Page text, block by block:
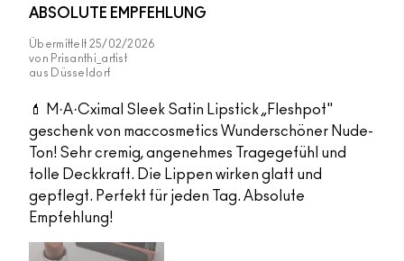
ABSOLUTE EMPFEHLUNG
Übermittelt 25/02/2026
von Prisanthi_artist
aus
Düsseldorf
💄 M·A·Cximal Sleek Satin Lipstick „Fleshpot"
geschenk von maccosmetics Wunderschöner Nude-
Ton! Sehr cremig, angenehmes Tragegefühl und
tolle Deckkraft. Die Lippen wirken glatt und
gepflegt. Perfekt für jeden Tag. Absolute
Empfehlung!